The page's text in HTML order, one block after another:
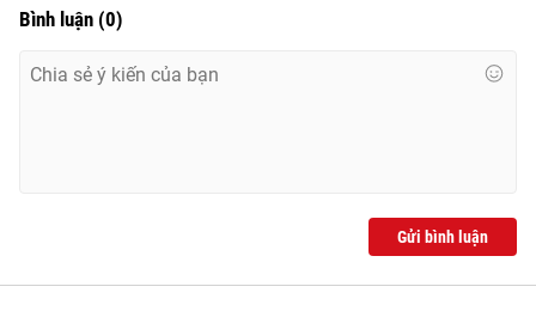
Bình luận (0)
Gửi bình luận